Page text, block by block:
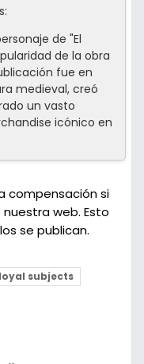
de "El
de la obra
fue en
medieval, creó
un vasto
icónico en
compensación si
web. Esto
se publican.
loyal subjects